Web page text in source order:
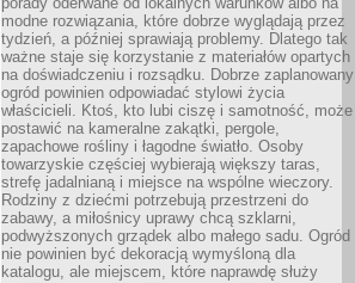
modne rozwiązania, które dobrze wyglądają przez
tydzień, a później sprawiają problemy. Dlatego tak
ważne staje się korzystanie z materiałów opartych
na doświadczeniu i rozsądku. Dobrze zaplanowany
ogród powinien odpowiadać stylowi życia
właścicieli. Ktoś, kto lubi ciszę i samotność, może
postawić na kameralne zakątki, pergole,
zapachowe rośliny i łagodne światło. Osoby
towarzyskie częściej wybierają większy taras,
strefę jadalnianą i miejsce na wspólne wieczory.
Rodziny z dziećmi potrzebują przestrzeni do
zabawy, a miłośnicy uprawy chcą szklarni,
podwyższonych grządek albo małego sadu. Ogród
nie powinien być dekoracją wymyśloną dla
katalogu, ale miejscem, które naprawdę służy